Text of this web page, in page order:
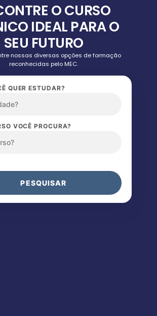
O CURSO
IDEAL PARA O
SEU FUTURO
nossas diversas opções de formação
reconhecidas pelo MEC.
QUER ESTUDAR?
VOCÊ PROCURA?
PESQUISAR